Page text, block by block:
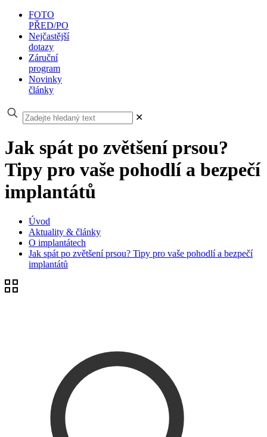
FOTO
PŘED/PO
Nejčastější
dotazy
Záruční
program
Novinky
články
✕
Jak spát po zvětšení prsou?
Tipy pro vaše pohodlí a bezpečí
implantátů
Úvod
Aktuality & články
O implantátech
Jak spát po zvětšení prsou? Tipy pro vaše pohodlí a bezpečí
implantátů